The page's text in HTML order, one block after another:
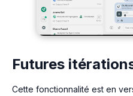
Futures
Cette fonctionnalité est en